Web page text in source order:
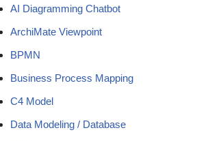
AI Diagramming Chatbot
ArchiMate Viewpoint
BPMN
Business Process Mapping
C4 Model
Data Modeling / Database